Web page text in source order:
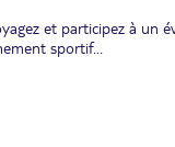
et participez à un
sportif...